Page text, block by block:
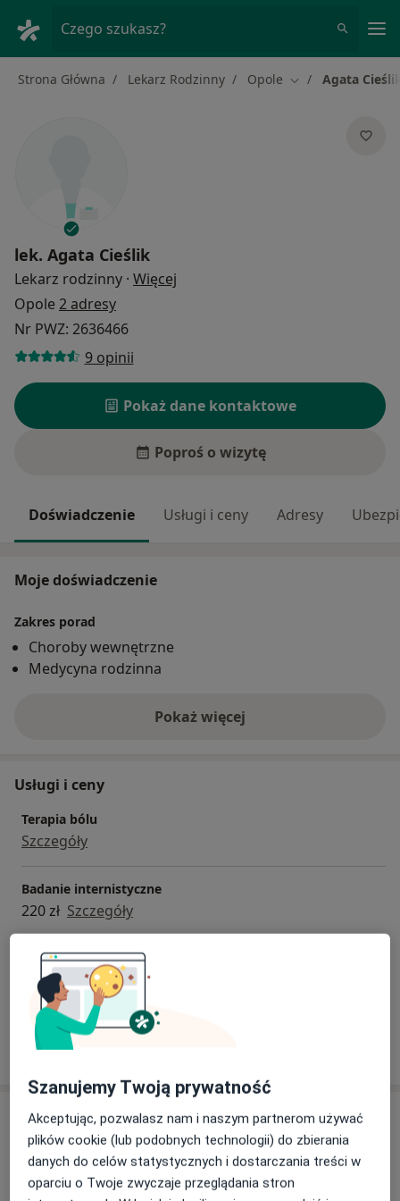
Czego szukasz?
Strona Główna Lekarz Rodzinny Opole Zmień miasto
Agata
lek. Agata Cieślik
Lekarz rodzinny · Więcej
Opole 2 adresy
Nr PWZ: 2636466
9 opinii
Pokaż dane kontaktowe
Poproś o wizytę
Doświadczenie Usługi i ceny Adresy
Moje doświadczenie
Zakres porad
Choroby wewnętrzne
Medycyna rodzinna
Pokaż więcejo doświadczeniu
Usługi i ceny
Terapia bólu
Szczegóły
Badanie internistyczne
220 zł Szczegóły
Konsultacja lekarza rodzinnego - dzieci
220 zł Szczegóły
W jaki sposób ustalane są ceny?
Adresy (2)
Adres 1 Adres 2
Szanujemy Twoją prywatność
Akceptując, pozwalasz nam i naszym partnerom używać
plików cookie (lub podobnych technologii) do zbierania
danych do celów statystycznych i dostarczania treści w
oparciu o Twoje zwyczaje przeglądania stron